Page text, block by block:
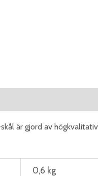
är gjord av
0,6 kg